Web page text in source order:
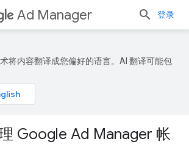
Ad Manager 登录
将内容翻译成您偏好的语言。AI 翻译可能包
Google Ad Manager 帐